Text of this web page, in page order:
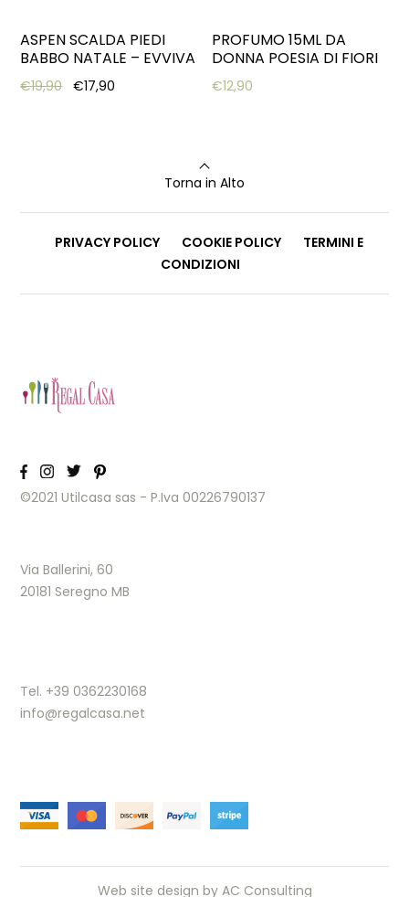
ASPEN SCALDA PIEDI
BABBO NATALE – EVVIVA
€19,90 Original price was: €19,90.
€17,90 Current price is: €17,90.
PROFUMO 15ML DA
DONNA POESIA DI FIORI
€12,90
Torna in Alto
PRIVACY POLICY COOKIE POLICY
TERMINI E
CONDIZIONI
©2021 Utilcasa sas - P.Iva 00226790137
Via Ballerini, 60
20181 Seregno MB
Tel. +39 0362230168
info@regalcasa.net
Web site design by AC Consulting